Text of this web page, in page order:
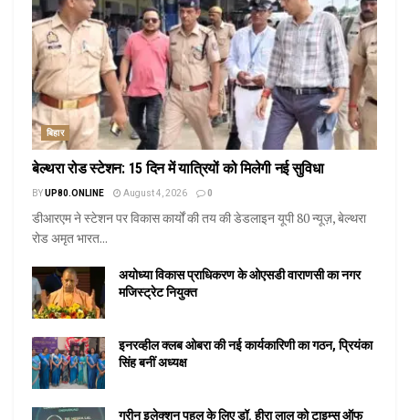
बिहार
बेल्थरा रोड स्टेशन: 15 दिन में यात्रियों को मिलेगी नई सुविधा
BYUP80.ONLINE August 4, 2026 0
डीआरएम ने स्टेशन पर विकास कार्यों की तय की डेडलाइन यूपी 80 न्यूज़, बेल्थरा
रोड अमृत भारत...
अयोध्या विकास प्राधिकरण के ओएसडी वाराणसी का नगर
मजिस्ट्रेट नियुक्त
इनरव्हील क्लब ओबरा की नई कार्यकारिणी का गठन, प्रियंका
सिंह बनीं अध्यक्ष
ग्रीन इलेक्शन पहल के लिए डॉ. हीरा लाल को टाइम्स ऑफ